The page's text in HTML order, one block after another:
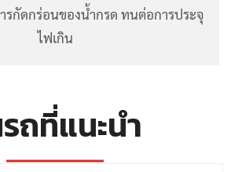
รกัดกร่อนของน้ำกรด ทนต่อการประจุ
ไฟเกิน
ถที่แนะนำ